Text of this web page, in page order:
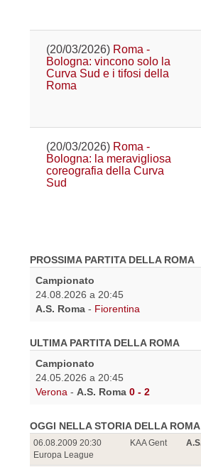
(20/03/2026) Roma -
Bologna: vincono solo la
Curva Sud e i tifosi della
Roma
(20/03/2026) Roma -
Bologna: la meravigliosa
coreografia della Curva
Sud
PROSSIMA PARTITA DELLA ROMA
Campionato
24.08.2026 a 20:45
A.S. Roma - Fiorentina
ULTIMA PARTITA DELLA ROMA
Campionato
24.05.2026 a 20:45
Verona - A.S. Roma 0 - 2
OGGI NELLA STORIA DELLA ROMA
06.08.2009 20:30
Europa League
KAA Gent